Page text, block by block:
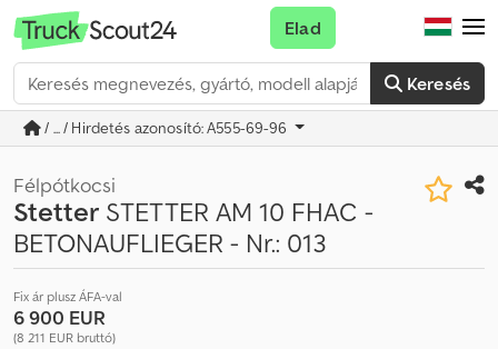
Keresés
Elad
/ ... / Hirdetés azonosító: A555-69-96
Félpótkocsi
Stetter STETTER AM 10 FHAC -
BETONAUFLIEGER - Nr.: 013
Fix ár plusz ÁFA-val
6 900 EUR
(8 211 EUR bruttó)